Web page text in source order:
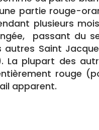
partie rouge-
plusieurs
passant du
autres Saint
La plupart des
rouge
apparent.